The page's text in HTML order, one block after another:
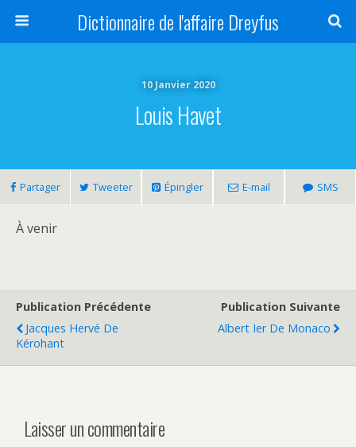
Dictionnaire de l'affaire Dreyfus
10 Janvier 2020
Louis Havet
Partager Tweeter Épingler E-mail SMS
À venir
Publication Précédente
Jacques Hervé De
Kérohant
Publication Suivante
Albert Ier De Monaco
Laisser un commentaire